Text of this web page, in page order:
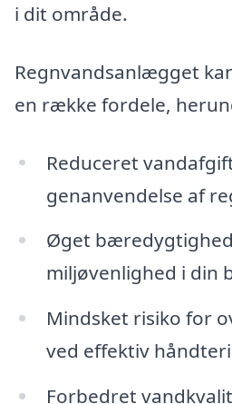
i dit område.
Regnvandsanlægget
en række fordele,
Reduceret
genanvendelse af
Øget
miljøvenlighed i din
Mindsket risiko for
ved effektiv
Forbedret